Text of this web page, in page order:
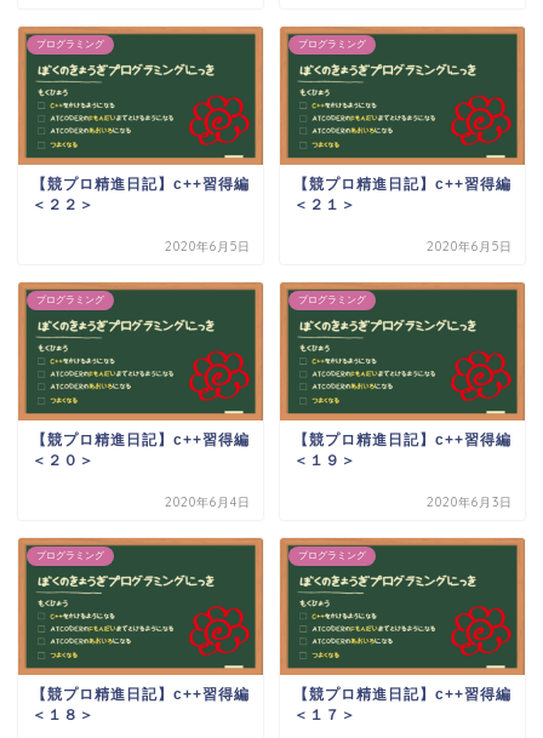
プログラミング
【競プロ精進日記】c++習得編
＜２２＞
2020年6月5日
プログラミング
【競プロ精進日記】c++習得編
＜２１＞
2020年6月5日
プログラミング
【競プロ精進日記】c++習得編
＜２０＞
2020年6月4日
プログラミング
【競プロ精進日記】c++習得編
＜１９＞
2020年6月3日
プログラミング
【競プロ精進日記】c++習得編
＜１８＞
プログラミング
【競プロ精進日記】c++習得編
＜１７＞